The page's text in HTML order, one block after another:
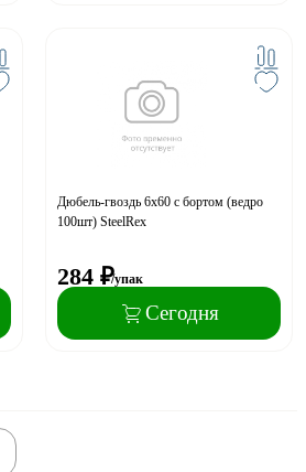
Дюбель-гвоздь 6x60 с бортом (ведро
100шт) SteelRex
284 ₽/упак
Сегодня